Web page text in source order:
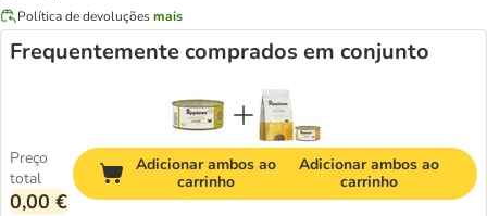
Política de devoluçõesmais
Frequentemente comprados em conjunto
Preço
total
0,00 €
Adicionar ambos ao
carrinho
Adicionar ambos ao
carrinho